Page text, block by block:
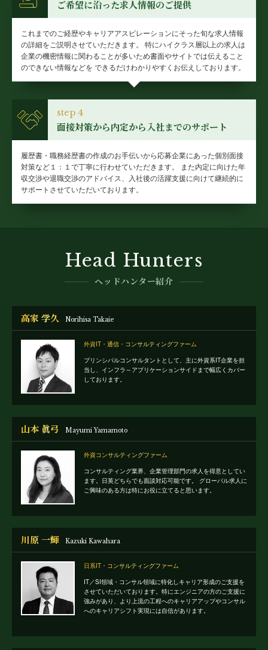
ご希望に沿った求人情報のご提供
これまでのご経歴やキャリアアスピレーションにそった旬な求人情報
の詳細をご説明させていただきます。
特にハイクラス層以上の求人は
企業の機密情報に関わることが多いため書面やサイトでは伝えること
のできない情報などを できるだけわかりやすくお伝えしております。
step 4
面接対策から内定から入社までのサポート
履歴書・職務経歴書の作成のお手伝いから応募企業にあった個別面接
対策など１：１で丁寧に行わせていただきます。
また内定に向けた年
収交渉や退職交渉のアドバイス、入社後の活躍支援に向けて継続的に
サポートさせていただいております。
Head Hunters
ヘッドハンター紹介
高家 学久 Norihisa Takaie
外資IT・通信・コンサルティングファーム
プリンシパルコンサルタントとして、主に外資系IT企業を担
当し、インフラ～アプリケーションサイドまで幅広くカバー
しております。
山本 眞弓 Mayumi Yamamoto
外資コンサルティングファーム
コンサルティング業界、企業管理部門の求人を得意としてい
ます。日英どちらでも面談対応可能です。
グローバル求人に
ご興味のある方は特にお役に立てると思います。
川原 一輝 Kazuki Kawahara
日系IT・コンサルティングファーム
IT／SI領域・コンサル領域に特化しキャリア形成のご支援を
させていただいております。特にエンジニアの方のご支援に
強みがあり、より上流の工程へのキャリアアップやコンサル
へのキャリアシフト実現には自信があります。